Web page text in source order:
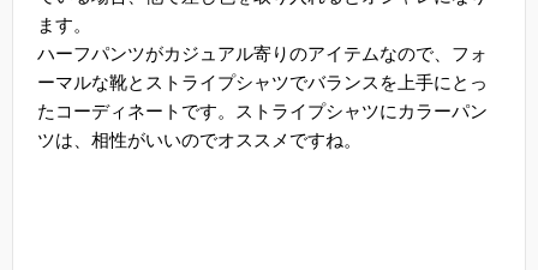
ます。
ハーフパンツがカジュアル寄りのアイテムなので、フォ
ーマルな靴とストライプシャツでバランスを上手にとっ
たコーディネートです。ストライプシャツにカラーパン
ツは、相性がいいのでオススメですね。